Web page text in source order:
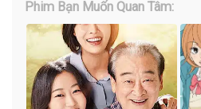
Phim Bạn Muốn Quan Tâm: